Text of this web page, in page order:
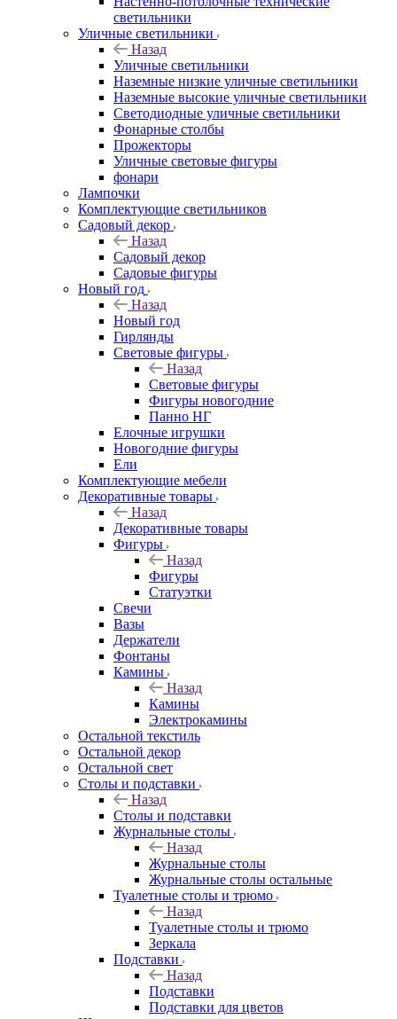
светильники
Уличные светильники
Назад
Уличные светильники
Наземные низкие уличные светильники
Наземные высокие уличные светильники
Светодиодные уличные светильники
Фонарные столбы
Прожекторы
Уличные световые фигуры
фонари
Лампочки
Комплектующие светильников
Садовый декор
Назад
Садовый декор
Садовые фигуры
Новый год
Назад
Новый год
Гирлянды
Световые фигуры
Назад
Световые фигуры
Фигуры новогодние
Панно НГ
Елочные игрушки
Новогодние фигуры
Ели
Комплектующие мебели
Декоративные товары
Назад
Декоративные товары
Фигуры
Назад
Фигуры
Статуэтки
Свечи
Вазы
Держатели
Фонтаны
Камины
Назад
Камины
Электрокамины
Остальной текстиль
Остальной декор
Остальной свет
Столы и подставки
Назад
Столы и подставки
Журнальные столы
Назад
Журнальные столы
Журнальные столы остальные
Туалетные столы и трюмо
Назад
Туалетные столы и трюмо
Зеркала
Подставки
Назад
Подставки
Подставки для цветов